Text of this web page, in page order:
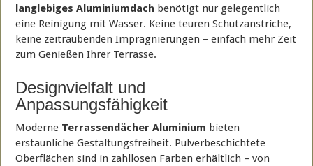
langlebiges Aluminiumdach benötigt nur gelegentlich
eine Reinigung mit Wasser. Keine teuren Schutzanstriche,
keine zeitraubenden Imprägnierungen – einfach mehr Zeit
zum Genießen Ihrer Terrasse.
Designvielfalt und
Anpassungsfähigkeit
Moderne Terrassendächer Aluminium bieten
erstaunliche Gestaltungsfreiheit. Pulverbeschichtete
Oberflächen sind in zahllosen Farben erhältlich – von